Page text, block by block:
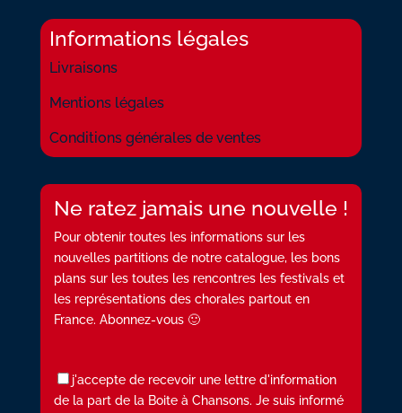
Informations légales
Livraisons
Mentions légales
Conditions générales de ventes
Ne ratez jamais une nouvelle !
Pour obtenir toutes les informations sur les
nouvelles partitions de notre catalogue, les bons
plans sur les toutes les rencontres les festivals et
les représentations des chorales partout en
France. Abonnez-vous 🙂
j'accepte de recevoir une lettre d'information
de la part de la Boite à Chansons. Je suis informé